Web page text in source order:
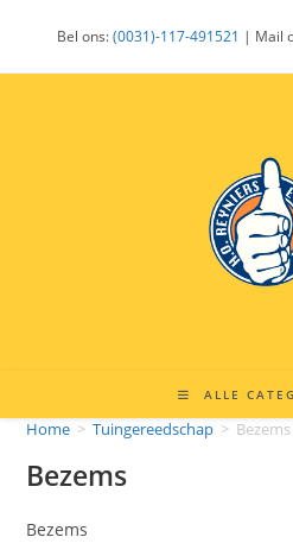
inhoud
Bel ons:(0031)-117-491521 | Mail
ALLE
Home > Tuingereedschap > Bezems
Bezems
Bezems